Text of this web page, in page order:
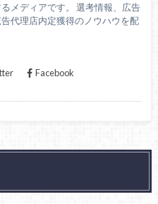
メディアです。 選考情報、広告
代理店内定獲得のノウハウを配
Facebook